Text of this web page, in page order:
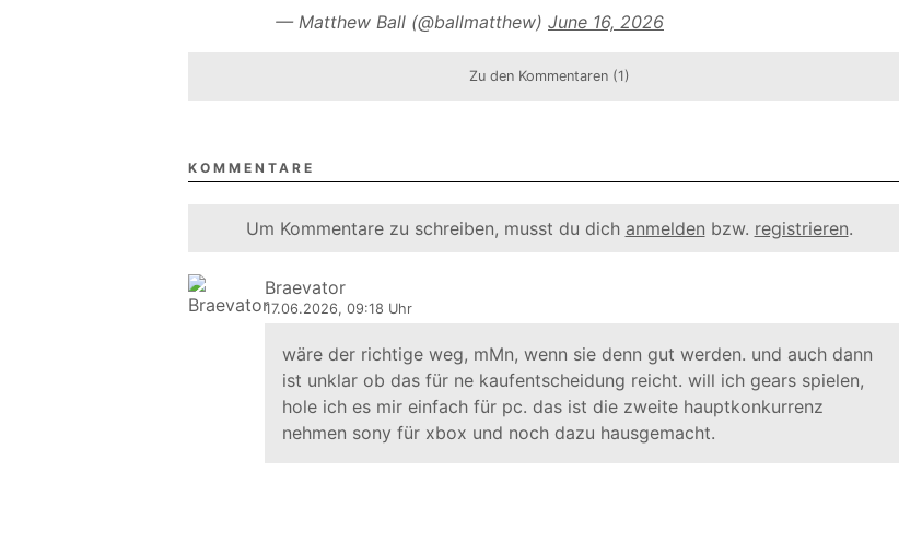
— Matthew Ball (@ballmatthew) June 16, 2026
Zu den Kommentaren (1)
KOMMENTARE
Um Kommentare zu schreiben, musst du dich anmelden bzw. registrieren.
Braevator
17.06.2026, 09:18 Uhr
wäre der richtige weg, mMn, wenn sie denn gut werden. und auch dann
ist unklar ob das für ne kaufentscheidung reicht. will ich gears spielen,
hole ich es mir einfach für pc. das ist die zweite hauptkonkurrenz
nehmen sony für xbox und noch dazu hausgemacht.